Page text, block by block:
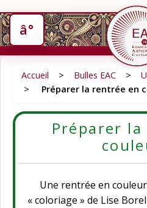
Accueil > Bulles EAC >
>
Préparer la rentrée en
Préparer
Une rentrée en
« coloriage » de Lise